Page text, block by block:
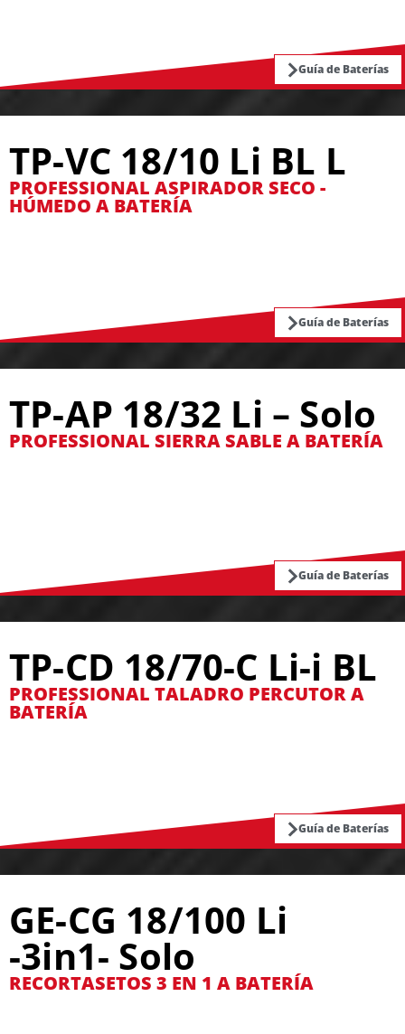
Guía de Baterías
TP-VC 18/10 Li BL L
PROFESSIONAL ASPIRADOR SECO -
HÚMEDO A BATERÍA
Guía de Baterías
TP-AP 18/32 Li – Solo
PROFESSIONAL SIERRA SABLE A BATERÍA
Guía de Baterías
TP-CD 18/70-C Li-i BL
PROFESSIONAL TALADRO PERCUTOR A
BATERÍA
Guía de Baterías
GE-CG 18/100 Li
-3in1- Solo
RECORTASETOS 3 EN 1 A BATERÍA